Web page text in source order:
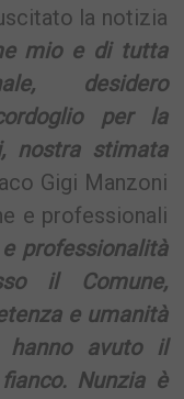
la notizia
mio e di tutta
desidero
per la
nostra stimata
Gigi Manzoni
e professionali
professionalità
il Comune,
e umanità
avuto il
Nunzia è